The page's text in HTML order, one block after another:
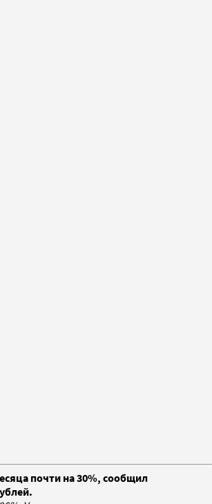
почти на 30%, сообщил